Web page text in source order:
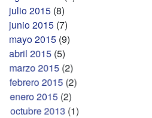
julio 2015 (8)
junio 2015 (7)
mayo 2015 (9)
abril 2015 (5)
marzo 2015 (2)
febrero 2015 (2)
enero 2015(2)
octubre 2013(1)